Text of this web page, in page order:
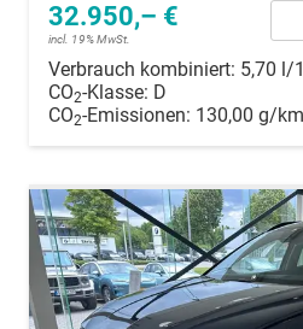
32.950,– €
incl. 19% MwSt.
Verbrauch kombiniert: 5,70 l/
CO2-Klasse: D
CO2-Emissionen: 130,00 g/km